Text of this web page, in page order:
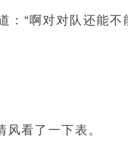
：“啊对对队还能不
风看了一下表。